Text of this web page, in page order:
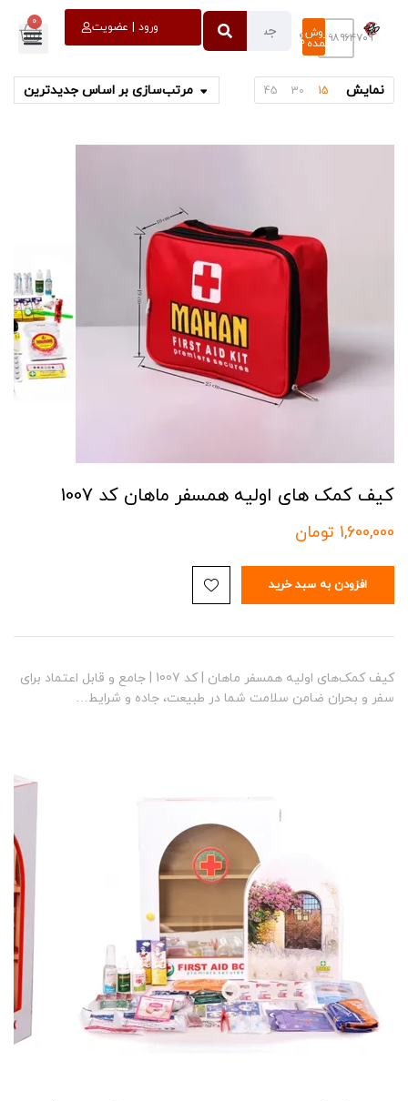
۰۹۳۹۸۹۶۴۷۰۹
فروش
عمده
ورود | عضویت 0
مرتب‌سازی بر اساس جدیدترین نمایش 15
30
45
کیف کمک های اولیه همسفر ماهان کد 1007
1,600,000 تومان
افزودن به سبد خرید
کیف کمک‌های اولیه همسفر ماهان | کد 1007 | جامع و قابل اعتماد برای
سفر و بحران ضامن سلامت شما در طبیعت، جاده و شرایط…